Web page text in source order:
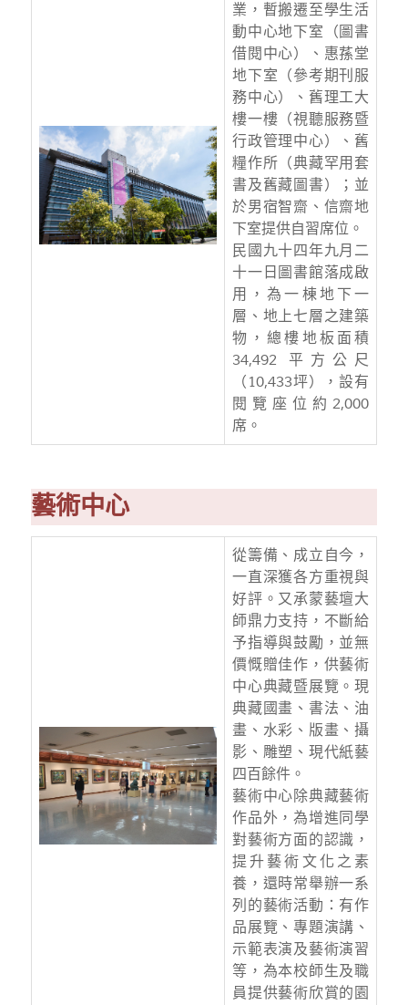
業，暫搬遷至學生活
動中心地下室（圖書
借閱中心）、惠蓀堂
地下室（參考期刊服
務中心）、舊理工大
樓一樓（視聽服務暨
行政管理中心）、舊
糧作所（典藏罕用套
書及舊藏圖書）；並
於男宿智齋、信齋地
下室提供自習席位。
民國九十四年九月二
十一日圖書館落成啟
用，為一棟地下一
層、地上七層之建築
物，總樓地板面積
34,492 平方公尺
（10,433坪），設有
閱覽座位約2,000
席。
藝術中心
從籌備、成立自今，
一直深獲各方重視與
好評。又承蒙藝壇大
師鼎力支持，不斷給
予指導與鼓勵，並無
價慨贈佳作，供藝術
中心典藏暨展覽。現
典藏國畫、書法、油
畫、水彩、版畫、攝
影、雕塑、現代紙藝
四百餘件。
藝術中心除典藏藝術
作品外，為增進同學
對藝術方面的認識，
提升藝術文化之素
養，還時常舉辦一系
列的藝術活動：有作
品展覽、專題演講、
示範表演及藝術演習
等，為本校師生及職
員提供藝術欣賞的園